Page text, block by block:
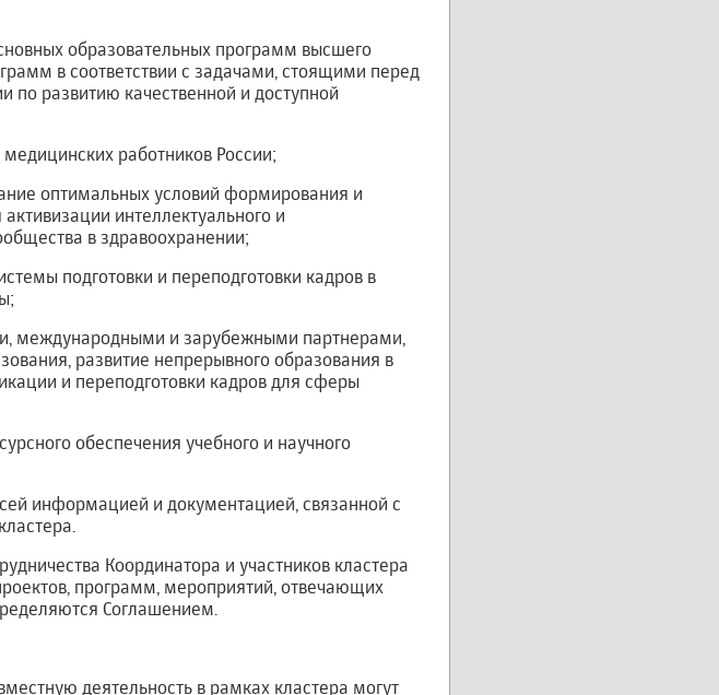
образовательных программ высшего
в соответствии с задачами, стоящими перед
по развитию качественной и доступной
работников России;
оптимальных условий формирования и
интеллектуального и
в здравоохранении;
подготовки и переподготовки кадров в
международными и зарубежными партнерами,
развитие непрерывного образования в
и переподготовки кадров для сферы
обеспечения учебного и научного
информацией и документацией, связанной с
Координатора и участников кластера
программ, мероприятий, отвечающих
Соглашением.
деятельность в рамках кластера могут